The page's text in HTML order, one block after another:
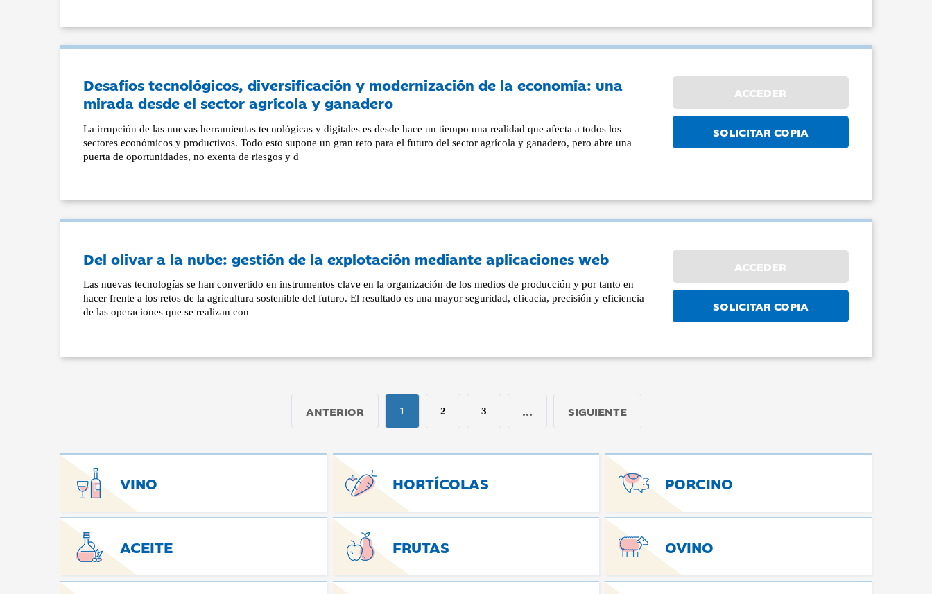
Desafíos tecnológicos, diversificación y modernización de la economía: una
mirada desde el sector agrícola y ganadero
La irrupción de las nuevas herramientas tecnológicas y digitales es desde hace un tiempo una realidad que afecta a todos los
sectores económicos y productivos. Todo esto supone un gran reto para el futuro del sector agrícola y ganadero, pero abre una
puerta de oportunidades, no exenta de riesgos y d
ACCEDER
SOLICITAR COPIA
Del olivar a la nube: gestión de la explotación mediante aplicaciones web
Las nuevas tecnologías se han convertido en instrumentos clave en la organización de los medios de producción y por tanto en
hacer frente a los retos de la agricultura sostenible del futuro. El resultado es una mayor seguridad, eficacia, precisión y eficiencia
de las operaciones que se realizan con
ACCEDER
SOLICITAR COPIA
ANTERIOR 1 2 3 ... SIGUIENTE
VINO HORTÍCOLAS PORCINO
ACEITE FRUTAS OVINO